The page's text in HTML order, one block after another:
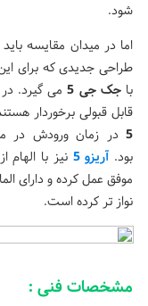
شود.
اما در میدان مقایسه
طراحی جدیدی که برای
باجک جی 5
می گیرد. در
قابل قبولی برخوردار
5 در زمان ورودش در
بود. آریزو 5
نیز با
موفق عمل کرده و دارای
نواز تر کرده است.
مشخصات فنی :